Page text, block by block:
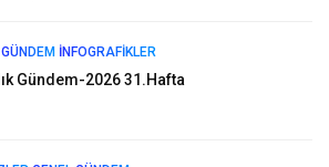
GÜNDEM İNFOGRAFIKLER
Gündem-2026 31.Hafta